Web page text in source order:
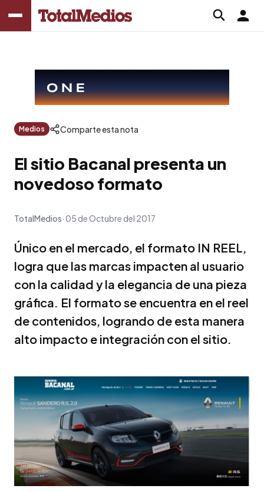
Medios Comparte esta nota
El sitio Bacanal presenta un
novedoso formato
TotalMedios 05 de Octubre del 2017
Único en el mercado, el formato IN REEL,
logra que las marcas impacten al usuario
con la calidad y la elegancia de una pieza
gráfica. El formato se encuentra en el reel
de contenidos, logrando de esta manera
alto impacto e integración con el sitio.